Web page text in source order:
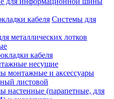
Системы для
металлических лотков
кабеля
несущие
монтажные и аксессуары
листовой
настенные (парапетные, для